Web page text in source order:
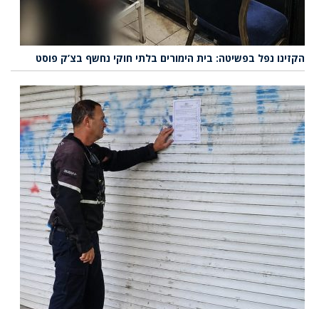
הקזינו נפל בפשיטה: בית הימורים בלתי חוקי נחשף בצ’ק פוסט